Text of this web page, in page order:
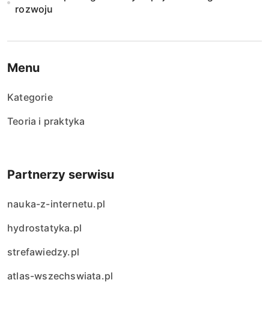
rozwoju
Menu
Kategorie
Teoria i praktyka
Partnerzy serwisu
nauka-z-internetu.pl
hydrostatyka.pl
strefawiedzy.pl
atlas-wszechswiata.pl